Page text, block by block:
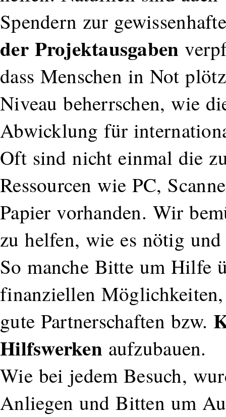
Spendern zur
der Projektausgaben
dass Menschen in Not
Niveau beherrschen, wie
Abwicklung für
Oft sind nicht einmal die
Ressourcen wie PC,
Papier vorhanden. Wir
zu helfen, wie es nötig
So manche Bitte um Hilfe
finanziellen
gute Partnerschaften bzw.
Hilfswerken aufzubauen.
Wie bei jedem Besuch,
Anliegen und Bitten um